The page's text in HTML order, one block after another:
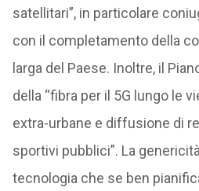
satellitari”, in particolare
con il completamento della
larga del Paese. Inoltre, il
della “fibra per il 5G lungo le
extra-urbane e diffusione di
sportivi pubblici”. La
tecnologia che se ben